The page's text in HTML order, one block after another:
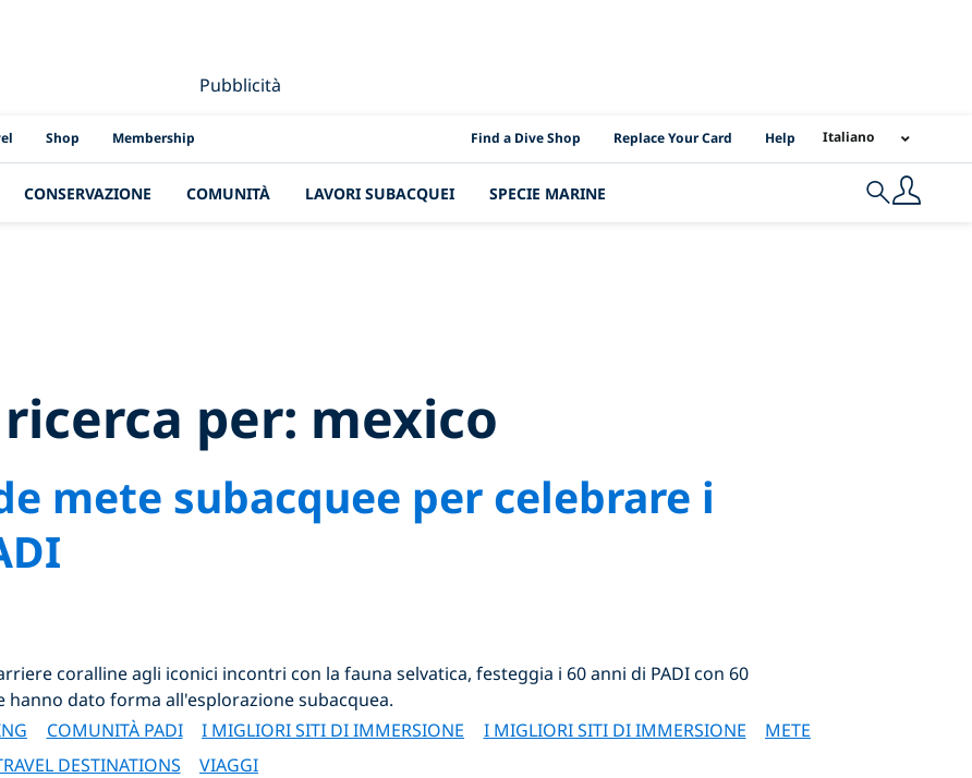
Pubblicità
Shop Membership PADI Location Links
Find a Dive Shop Replace Your Card Help Italiano
CONSERVAZIONE COMUNITÀ LAVORI SUBACQUEI SPECIE MARINE Search
per: mexico
mete subacquee per celebrare i
coralline agli iconici incontri con la fauna selvatica, festeggia i 60 anni di PADI con 60
hanno dato forma all'esplorazione subacquea.
COMUNITÀ PADI I MIGLIORI SITI DI IMMERSIONE I MIGLIORI SITI DI IMMERSIONE
METE
DESTINATIONS VIAGGI